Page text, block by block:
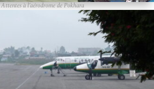
Attentes à l’aérodrome de Pokhara